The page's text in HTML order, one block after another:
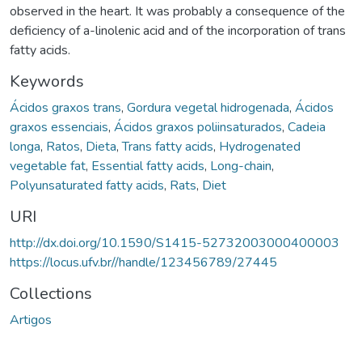
observed in the heart. It was probably a consequence of the
deficiency of a-linolenic acid and of the incorporation of trans
fatty acids.
Keywords
Ácidos graxos trans, Gordura vegetal hidrogenada, Ácidos
graxos essenciais, Ácidos graxos poliinsaturados, Cadeia
longa, Ratos, Dieta,Trans fatty acids, Hydrogenated
vegetable fat, Essential fatty acids, Long-chain,
Polyunsaturated fatty acids, Rats, Diet
URI
http://dx.doi.org/10.1590/S1415-52732003000400003
https://locus.ufv.br//handle/123456789/27445
Collections
Artigos